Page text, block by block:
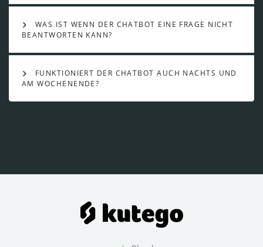
WAS IST WENN DER CHATBOT EINE FRAGE NICHT
BEANTWORTEN KANN?
FUNKTIONIERT DER CHATBOT AUCH NACHTS UND
AM WOCHENENDE?